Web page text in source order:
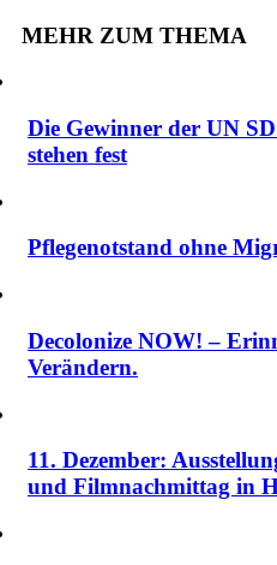
MEHR ZUM THEMA
Die Gewinner der UN
stehen fest
Pflegenotstand ohne
Decolonize NOW! –
Verändern.
11. Dezember:
und Filmnachmittag in